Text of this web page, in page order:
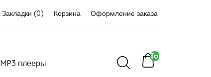
Закладки (0) Корзина Оформление заказа
MP3 плееры
Товаров 0 (0р.)